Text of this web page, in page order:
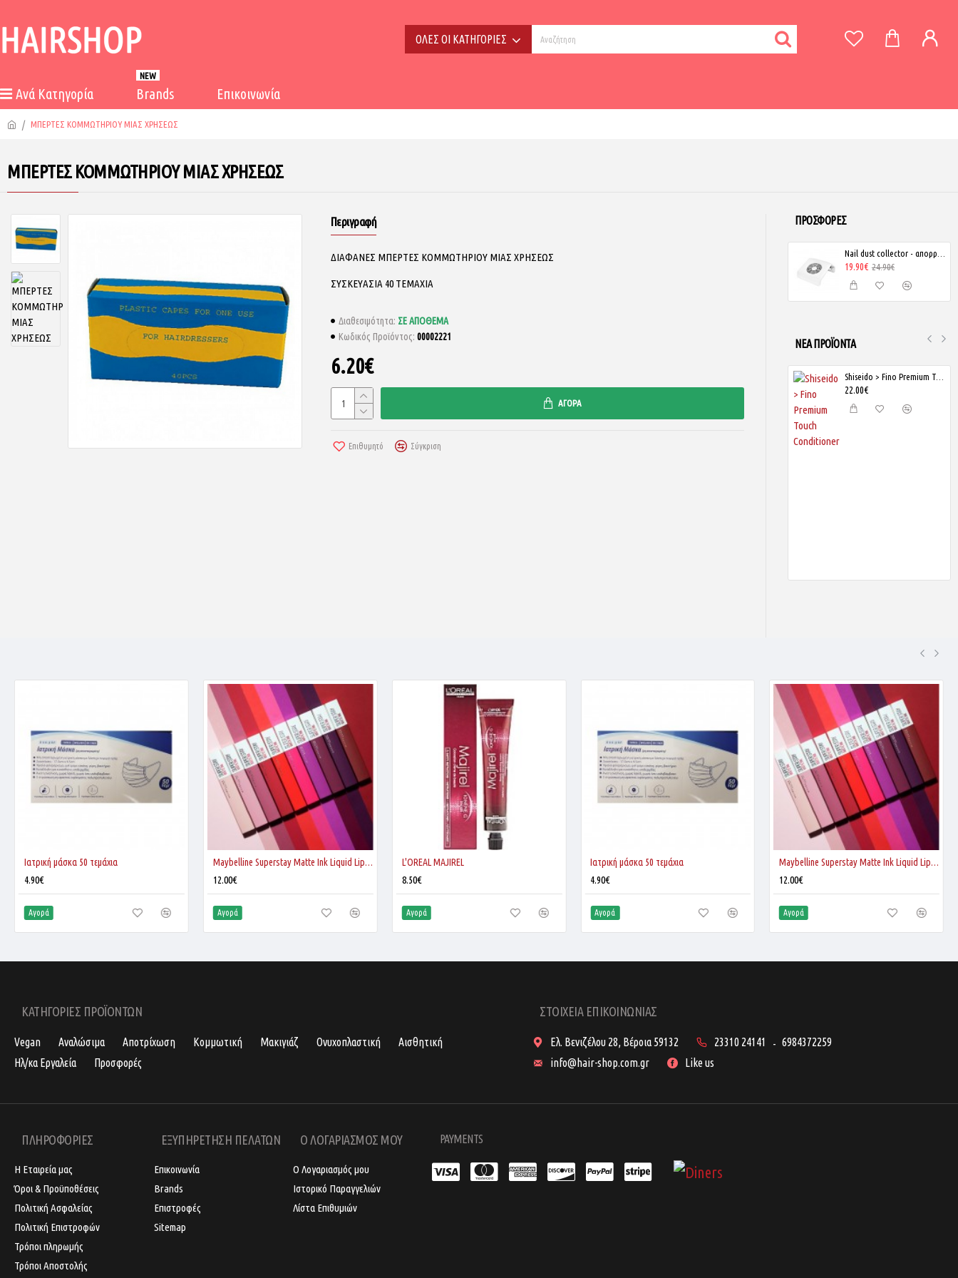
ΟΛΕΣ ΟΙ ΚΑΤΗΓΟΡΙΕΣ
Ανά Κατηγορία Brands
NEW
Επικοινωνία
ΜΠΕΡΤΕΣ ΚΟΜΜΩΤΗΡΙΟΥ ΜΙΑΣ ΧΡΗΣΕΩΣ
ΜΠΕΡΤΕΣ ΚΟΜΜΩΤΗΡΙΟΥ ΜΙΑΣ ΧΡΗΣΕΩΣ
Περιγραφή
ΔΙΑΦΑΝΕΣ ΜΠΕΡΤΕΣ ΚΟΜΜΩΤΗΡΙΟΥ ΜΙΑΣ ΧΡΗΣΕΩΣ
ΣΥΣΚΕΥΑΣΙΑ 40 ΤΕΜΑΧΙΑ
Διαθεσιμότητα: ΣΕ ΑΠΌΘΕΜΑ
Κωδικός Προϊόντος: 00002221
6.20€
ΑΓΟΡΆ
Επιθυμητό Σύγκριση
ΠΡΟΣΦΟΡΈΣ
19.90€ 24.90€
ΝΈΑ ΠΡΟΪΌΝΤΑ
18.00€ 18.00€
Shiseido > Fino Premium Touch Conditioner
22.00€
Ιατρική μάσκα 50 τεμάχια
4.90€
Αγορά
Maybelline Superstay Matte Ink Liquid Lipstick
12.00€
Αγορά
L'OREAL MAJIREL
8.50€
Αγορά
Ιατρική μάσκα 50 τεμάχια
4.90€
Αγορά
Maybelline Superstay Matte Ink Liquid Lipstick
12.00€
Αγορά
ΚΑΤΗΓΟΡΙΕΣ ΠΡΟΪΟΝΤΩΝ
Vegan Αναλώσιμα Αποτρίχωση Κομμωτική Μακιγιάζ Ονυχοπλαστική
Αισθητική
Ηλ/κα Εργαλεία
Προσφορές
ΣΤΟΙΧΕΙΑ ΕΠΙΚΟΙΝΩΝΙΑΣ
Ελ. Βενιζέλου 28, Βέροια 59132 23310 24141 - 6984372259
info@hair-shop.com.gr
Like us
ΠΛΗΡΟΦΟΡΙΕΣ
Η Εταιρεία μας
Όροι & Προϋποθέσεις
Πολιτική Ασφαλείας
Πολιτική Επιστροφών
Τρόποι πληρωμής
Τρόποι Αποστολής
ΕΞΥΠΗΡΕΤΗΣΗ ΠΕΛΑΤΩΝ
Επικοινωνία
Brands
Επιστροφές
Sitemap
Ο ΛΟΓΑΡΙΑΣΜΟΣ ΜΟΥ
Ο Λογαριασμός μου
Ιστορικό Παραγγελιών
Λίστα Επιθυμιών
PAYMENTS